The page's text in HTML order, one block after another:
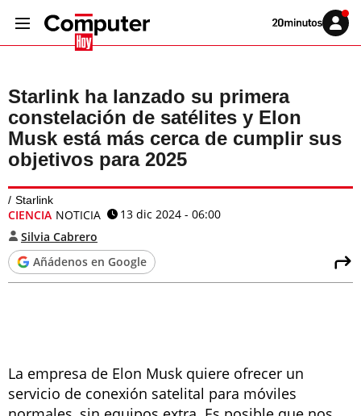
Volver
Iniciar
sesión
Starlink ha lanzado su primera
constelación de satélites y Elon
Musk está más cerca de cumplir sus
objetivos para 2025
Starlink
CIENCIA NOTICIA
13 dic 2024 - 06:00
Silvia Cabrero
Añádenos en Google
La empresa de Elon Musk quiere ofrecer un
servicio de conexión satelital para móviles